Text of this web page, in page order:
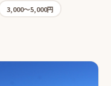
3,000〜5,000円